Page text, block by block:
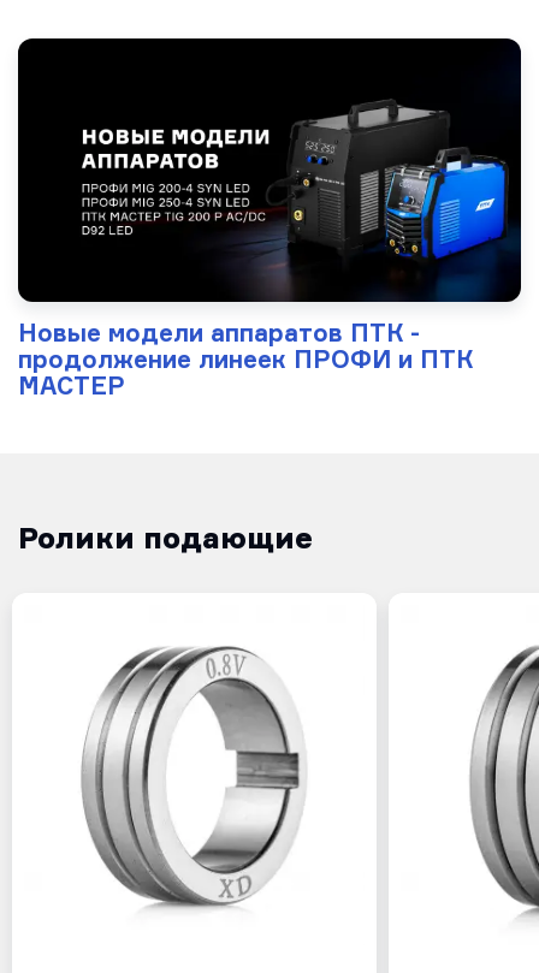
Новые модели аппаратов ПТК -
продолжение линеек ПРОФИ и ПТК
МАСТЕР
Ролики подающие